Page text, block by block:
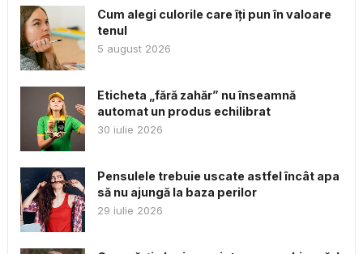
Cum alegi culorile care îți pun în valoare
tenul
5 august 2026
Eticheta „fără zahăr” nu înseamnă
automat un produs echilibrat
30 iulie 2026
Pensulele trebuie uscate astfel încât apa
să nu ajungă la baza perilor
29 iulie 2026